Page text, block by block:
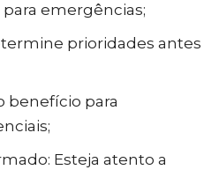
emergências;
prioridades antes
benefício para
Esteja atento a